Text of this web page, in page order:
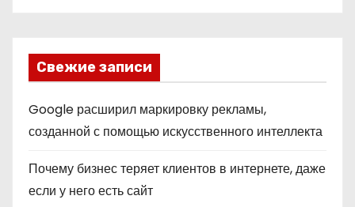
Свежие записи
Google расширил маркировку рекламы,
созданной с помощью искусственного интеллекта
Почему бизнес теряет клиентов в интернете, даже
если у него есть сайт